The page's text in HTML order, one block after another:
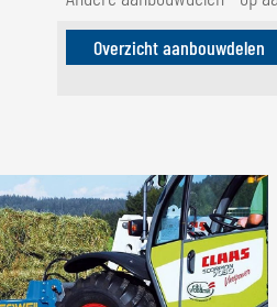
Overzicht aanbouwdelen